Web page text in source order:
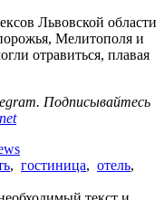
Львовской области
Мелитополя и
отравиться, плавая
Подписывайтесь
, гостиница, отель,